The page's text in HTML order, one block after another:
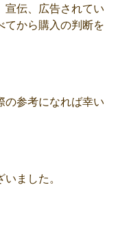
宣伝、広告されてい
てから購入の判断を
の参考になれば幸い
ました。